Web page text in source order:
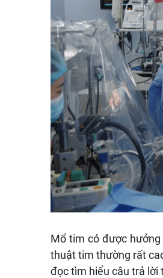
Mổ tim có được
thuật tim thường rất
đọc tìm hiểu câu trả lời